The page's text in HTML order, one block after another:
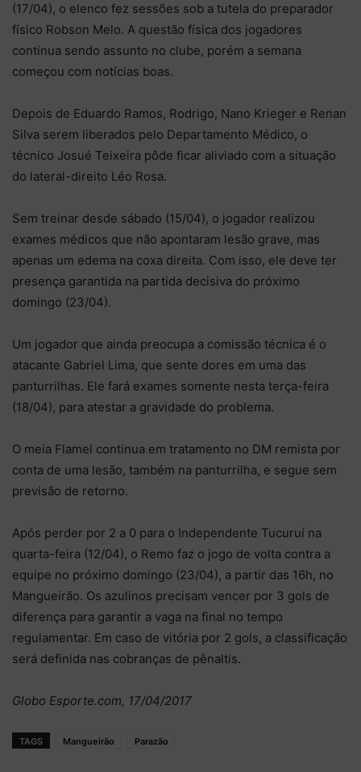
(17/04), o elenco fez sessões sob a tutela do preparador
físico Robson Melo. A questão física dos jogadores
continua sendo assunto no clube, porém a semana
começou com notícias boas.
Depois de Eduardo Ramos, Rodrigo, Nano Krieger e Renan
Silva serem liberados pelo Departamento Médico, o
técnico Josué Teixeira pôde ficar aliviado com a situação
do lateral-direito Léo Rosa.
Sem treinar desde sábado (15/04), o jogador realizou
exames médicos que não apontaram lesão grave, mas
apenas um edema na coxa direita. Com isso, ele deve ter
presença garantida na partida decisiva do próximo
domingo (23/04).
Um jogador que ainda preocupa a comissão técnica é o
atacante Gabriel Lima, que sente dores em uma das
panturrilhas. Ele fará exames somente nesta terça-feira
(18/04), para atestar a gravidade do problema.
O meia Flamel continua em tratamento no DM remista por
conta de uma lesão, também na panturrilha, e segue sem
previsão de retorno.
Após perder por 2 a 0 para o Independente Tucuruí na
quarta-feira (12/04), o Remo faz o jogo de volta contra a
equipe no próximo domingo (23/04), a partir das 16h, no
Mangueirão. Os azulinos precisam vencer por 3 gols de
diferença para garantir a vaga na final no tempo
regulamentar. Em caso de vitória por 2 gols, a classificação
será definida nas cobranças de pênaltis.
Globo Esporte.com, 17/04/2017
TAGS Mangueirão Parazão